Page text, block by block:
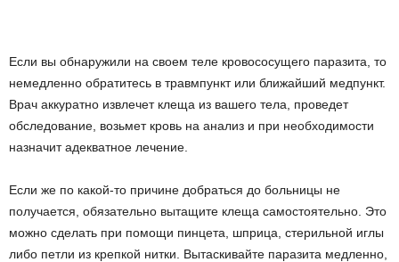
Если вы обнаружили на своем теле кровососущего паразита, то
немедленно обратитесь в травмпункт или ближайший медпункт.
Врач аккуратно извлечет клеща из вашего тела, проведет
обследование, возьмет кровь на анализ и при необходимости
назначит адекватное лечение.
Если же по какой-то причине добраться до больницы не
получается, обязательно вытащите клеща самостоятельно. Это
можно сделать при помощи пинцета, шприца, стерильной иглы
либо петли из крепкой нитки. Вытаскивайте паразита медленно,